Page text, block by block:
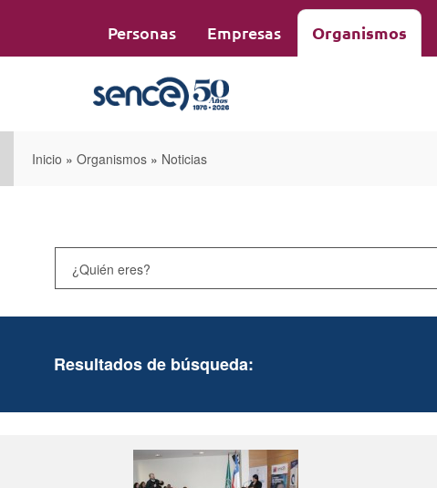
Personas Empresas Organismos
Inicio » Organismos » Noticias
Resultados de búsqueda: